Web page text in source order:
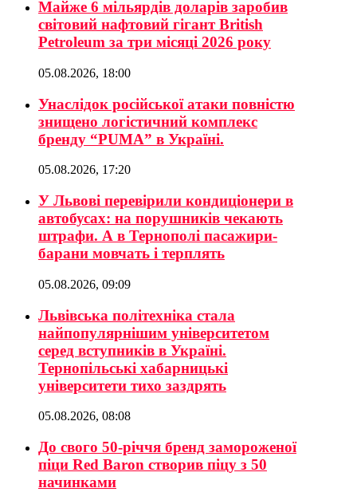
Майже 6 мільярдів доларів заробив
світовий нафтовий гігант British
Petroleum за три місяці 2026 року
05.08.2026, 18:00
Унаслідок російської атаки повністю
знищено логістичний комплекс
бренду “PUMA” в Україні.
05.08.2026, 17:20
У Львові перевірили кондиціонери в
автобусах: на порушників чекають
штрафи. А в Тернополі пасажири-
барани мовчать і терплять
05.08.2026, 09:09
Львівська політехніка стала
найпопулярнішим університетом
серед вступників в Україні.
Тернопільські хабарницькі
університети тихо заздрять
05.08.2026, 08:08
До свого 50-річчя бренд замороженої
піци Red Baron створив піцу з 50
начинками